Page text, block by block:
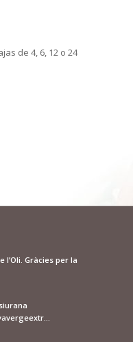
de 4, 6, 12 o 24
l’Oli. Gràcies per la